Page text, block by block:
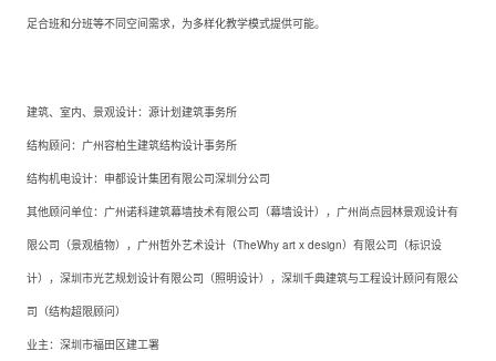
足合班和分班等不同空间需求，为多样化教学模式提供可能。
建筑、室内、景观设计：源计划建筑事务所
结构顾问：广州容柏生建筑结构设计事务所
结构机电设计：申都设计集团有限公司深圳分公司
其他顾问单位：广州诺科建筑幕墙技术有限公司（幕墙设计），广州尚点园林景观设计有
限公司（景观植物），广州哲外艺术设计（TheWhy art x design）有限公司（标识设
计），深圳市光艺规划设计有限公司（照明设计），深圳千典建筑与工程设计顾问有限公
司（结构超限顾问）
业主：深圳市福田区建工署